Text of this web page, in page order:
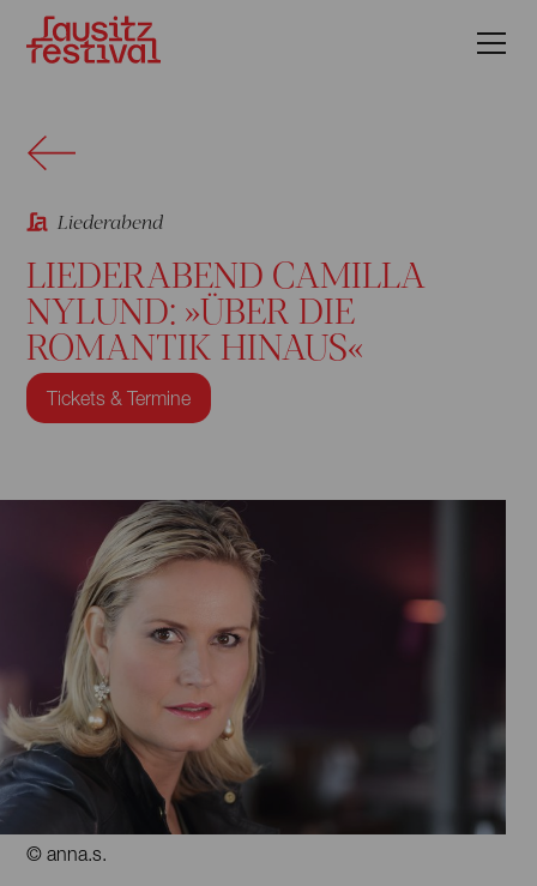
Liederabend
LIEDERABEND CAMILLA
NYLUND: »ÜBER DIE
ROMANTIK HINAUS«
Tickets & Termine
© anna.s.